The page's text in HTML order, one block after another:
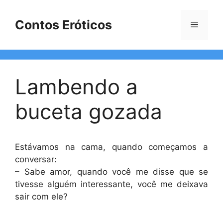
Contos Eróticos Menu
Lambendo a
buceta gozada
Estávamos na cama, quando começamos a
conversar:
– Sabe amor, quando você me disse que se
tivesse alguém interessante, você me deixava
sair com ele?